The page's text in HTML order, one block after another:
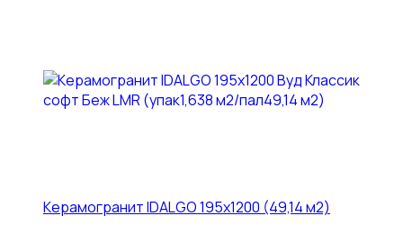
Керамогранит IDALGO 195x1200 (49,14 м2)